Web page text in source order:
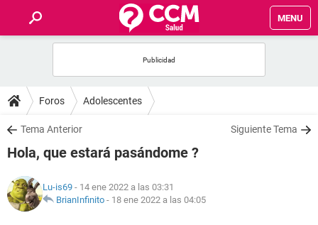
MENU
FOROS
SALUD
FAMILIA
NUTRICIÓN
Foros Adolescentes
Tema Anterior Siguiente Tema
Hola, que estará pasándome ?
Lu-is69 - 14 ene 2022 a las 03:31
BrianInfinito - 18 ene 2022 a las 04:05